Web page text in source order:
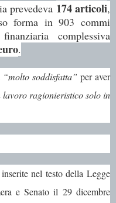
prevedeva 174 articoli,
forma in 903 commi
complessiva
.
“molto soddisfatta” per aver
lavoro ragionieristico solo in
nel testo della Legge
e Senato il 29 dicembre